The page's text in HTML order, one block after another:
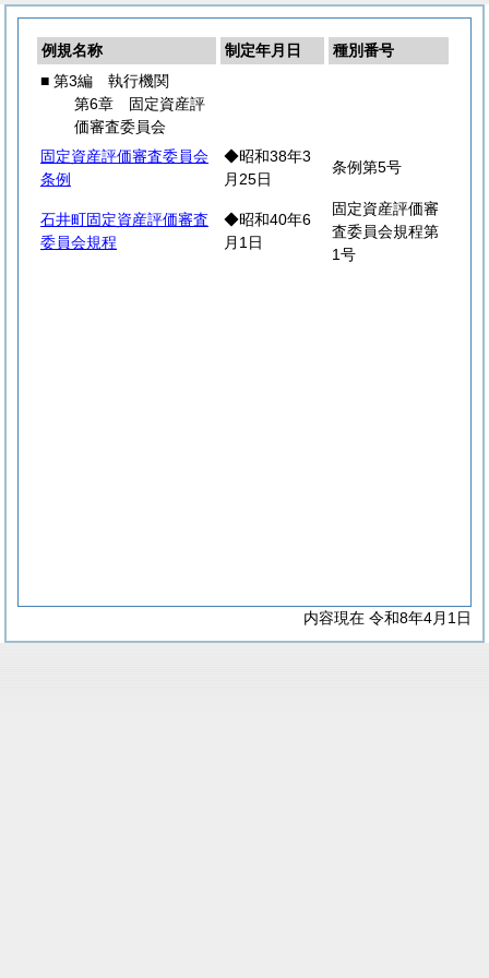
例規名称 制定年月日
種別番号
■ 第3編 執行機関
第6章 固定資産評
価審査委員会
固定資産評価審査委員会
条例
◆昭和38年3
月25日
条例第5号
石井町固定資産評価審査
委員会規程
◆昭和40年6
月1日
固定資産評価審
査委員会規程第
1号
内容現在 令和8年4月1日